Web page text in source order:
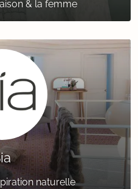
& la femme
naturelle